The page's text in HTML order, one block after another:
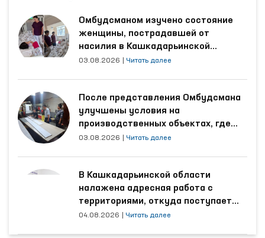
Омбудсманом изучено состояние
женщины, пострадавшей от
насилия в Кашкадарьинской
области
03.08.2026 Читать далее
После представления Омбудсмана
улучшены условия на
производственных объектах, где
трудятся осуждённые
03.08.2026 Читать далее
В Кашкадарьинской области
налажена адресная работа с
территориями, откуда поступает
наибольшее количество обращений
04.08.2026 Читать далее